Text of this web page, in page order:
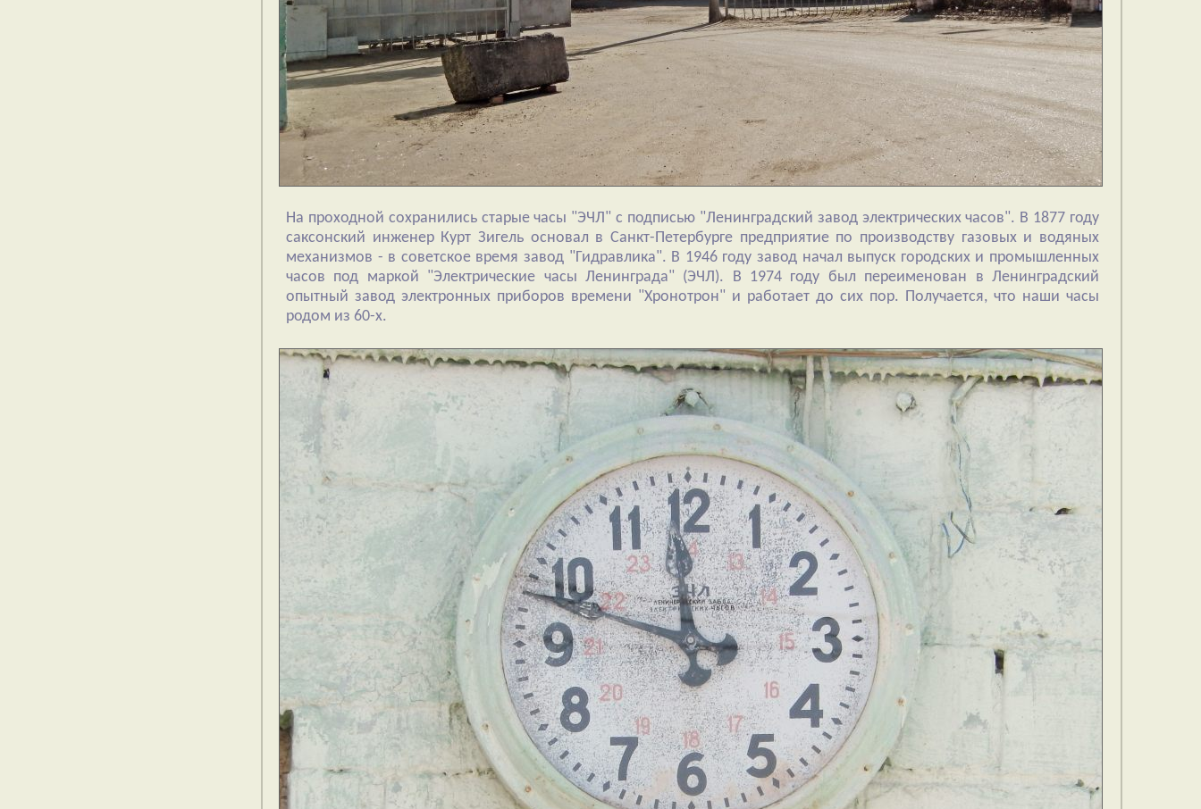
На проходной сохранились старые часы "ЭЧЛ" с подписью "Ленинградский завод электрических часов". В 1877 году
саксонский инженер Курт Зигель основал в Санкт-Петербурге предприятие по производству газовых и водяных
механизмов - в советское время завод "Гидравлика". В 1946 году завод начал выпуск городских и промышленных
часов под маркой "Электрические часы Ленинграда" (ЭЧЛ). В 1974 году был переименован в Ленинградский
опытный завод электронных приборов времени "Хронотрон" и работает до сих пор. Получается, что наши часы
родом из 60-х.